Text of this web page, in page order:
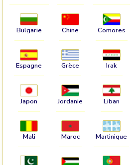
Bulgarie Chine Comores
Espagne Grèce Irak
Japon Jordanie Liban
Mali Maroc Martinique